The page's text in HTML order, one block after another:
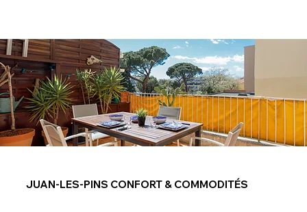
JUAN-LES-PINS CONFORT & COMMODITÉS